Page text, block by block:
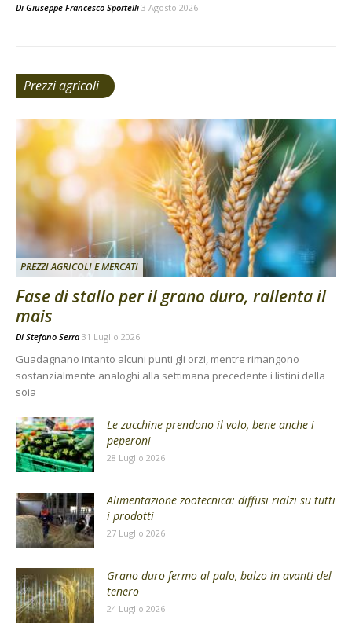
Di Giuseppe Francesco Sportelli 3 Agosto 2026
Prezzi agricoli
PREZZI AGRICOLI E MERCATI
Fase di stallo per il grano duro, rallenta il
mais
Di Stefano Serra 31 Luglio 2026
Guadagnano intanto alcuni punti gli orzi, mentre rimangono
sostanzialmente analoghi alla settimana precedente i listini della
soia
Le zucchine prendono il volo, bene anche i
peperoni
28 Luglio 2026
Alimentazione zootecnica: diffusi rialzi su tutti
i prodotti
27 Luglio 2026
Grano duro fermo al palo, balzo in avanti del
tenero
24 Luglio 2026